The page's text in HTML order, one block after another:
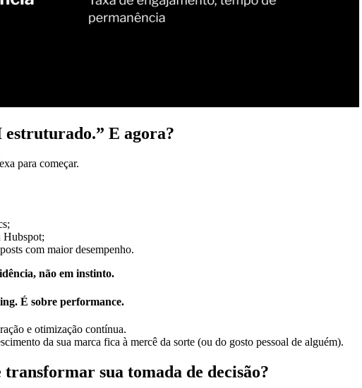
estruturado.” E agora?
para começar.
Hubspot;
com maior desempenho.
não em instinto.
É sobre performance.
e otimização contínua.
da sua marca fica à mercê da sorte (ou do gosto pessoal de alguém).
sua tomada de decisão?